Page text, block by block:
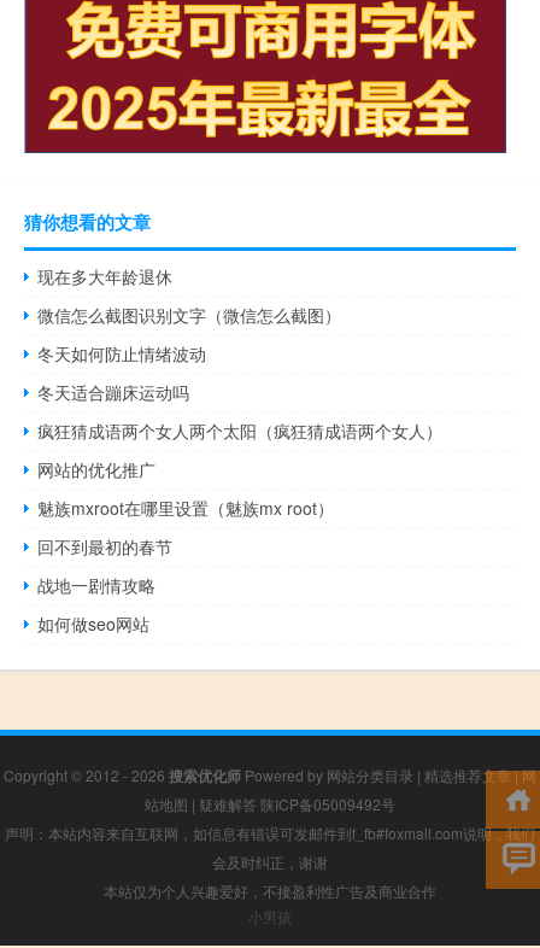
猜你想看的文章
现在多大年龄退休
微信怎么截图识别文字（微信怎么截图）
冬天如何防止情绪波动
冬天适合蹦床运动吗
疯狂猜成语两个女人两个太阳（疯狂猜成语两个女人）
网站的优化推广
魅族mxroot在哪里设置（魅族mx root）
回不到最初的春节
战地一剧情攻略
如何做seo网站
Copyright © 2012 - 2026 搜索优化师 Powered by 网站分类目录 | 精选推荐文章|网
站地图 | 疑难解答 陕ICP备05009492号
声明：本站内容来自互联网，如信息有错误可发邮件到f_fb#foxmail.com说明，我们
会及时纠正，谢谢
本站仅为个人兴趣爱好，不接盈利性广告及商业合作
小男孩